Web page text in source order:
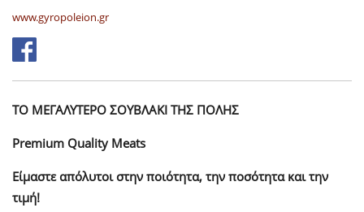
www.gyropoleion.gr
ΤΟ ΜΕΓΑΛΥΤΕΡΟ ΣΟΥΒΛΑΚΙ ΤΗΣ ΠΟΛΗΣ
Premium Quality Meats
Είμαστε απόλυτοι στην ποιότητα, την ποσότητα και την
τιμή!